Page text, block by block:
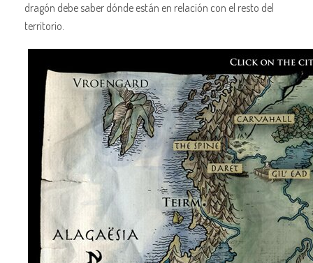
dragón debe saber dónde están en relación con el resto del
territorio.